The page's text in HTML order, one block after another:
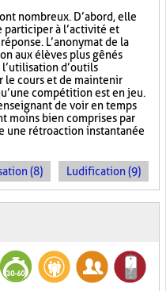
nombreux. D’abord, elle
participer à l’activité et
L’anonymat de la
aux élèves plus gênés
d’outils
le cours et de maintenir
compétition est en jeu.
de voir en temps
moins bien comprises par
une rétroaction instantanée
(8) Ludification (9)